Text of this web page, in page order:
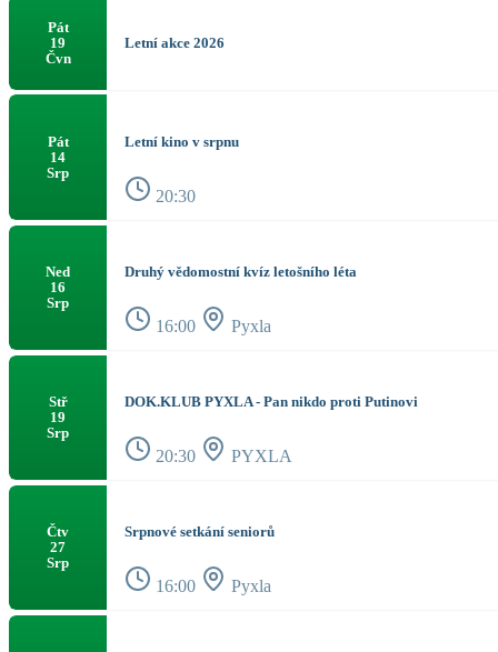
Pát
19
Čvn
Letní akce 2026
Pát
14
Srp
Letní kino v srpnu
20:30
Ned
16
Srp
Druhý vědomostní kvíz letošního léta
16:00 Pyxla
Stř
19
Srp
DOK.KLUB PYXLA - Pan nikdo proti Putinovi
20:30 PYXLA
Čtv
27
Srp
Srpnové setkání seniorů
16:00 Pyxla